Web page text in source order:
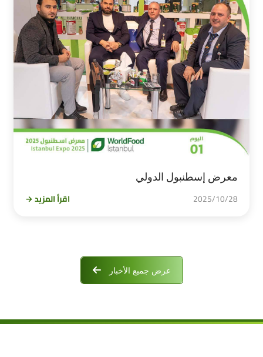
معرض إسطنبول الدولي
2025/10/28 اقرأ المزيد →
عرض جميع الأخبار